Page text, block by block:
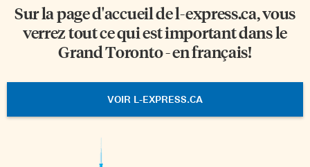
Sur la page d'accueil del-express.ca, vous
verrez tout ce qui est important dans le
Grand Toronto - en français!
VOIR L-EXPRESS.CA